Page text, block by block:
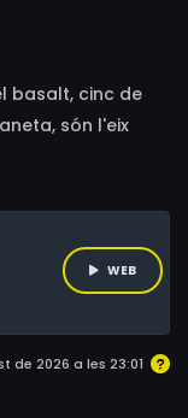
basalt, cinc de
són l'eix
que explora els
i els éssers
WEB
2026 a les 23:01